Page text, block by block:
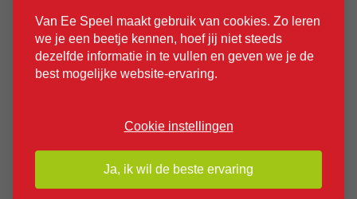
Van Ee Speel maakt gebruik van cookies. Zo leren
we je een beetje kennen, hoef jij niet steeds
dezelfde informatie in te vullen en geven we je de
best mogelijke website-ervaring.
Cookie instellingen
Ja, ik wil de beste ervaring